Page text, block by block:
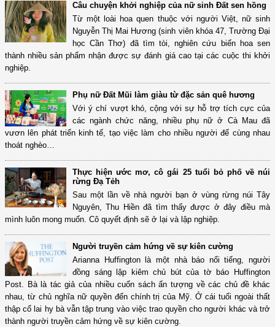
Câu chuyện khởi nghiệp của nữ sinh Đất sen hồng
Từ một loài hoa quen thuộc với người Việt, nữ sinh
Nguyễn Thị Mai Hương (sinh viên khóa 47, Trường Đại
học Cần Thơ) đã tìm tòi, nghiên cứu biến hoa sen
thành nhiều sản phẩm nhận được sự đánh giá cao tại các cuộc thi khởi
nghiệp.
Phụ nữ Đất Mũi làm giàu từ đặc sản quê hương
Với ý chí vượt khó, cộng với sự hỗ trợ tích cực của
các ngành chức năng, nhiều phụ nữ ở Cà Mau đã
vươn lên phát triển kinh tế, tạo việc làm cho nhiều người để cùng nhau
thoát nghèo…
Thực hiện ước mơ, cô gái 25 tuổi bỏ phố về núi
rừng Đạ Tẻh
Sau một lần về nhà người bạn ở vùng rừng núi Tây
Nguyên, Thu Hiền đã tìm thấy được ở đây điều mà
mình luôn mong muốn. Cô quyết định sẽ ở lại và lập nghiệp.
Người truyền cảm hứng về sự kiên cường
Arianna Huffington là một nhà báo nổi tiếng, người
đồng sáng lập kiêm chủ bút của tờ báo Huffington
Post. Bà là tác giả của nhiều cuốn sách ấn tượng về các chủ đề khác
nhau, từ chủ nghĩa nữ quyền đến chính trị của Mỹ. Ở cái tuổi ngoài thất
thập cổ lai hy bà vẫn tập trung vào việc trao quyền cho người khác và trở
thành người truyền cảm hứng về sự kiên cường.